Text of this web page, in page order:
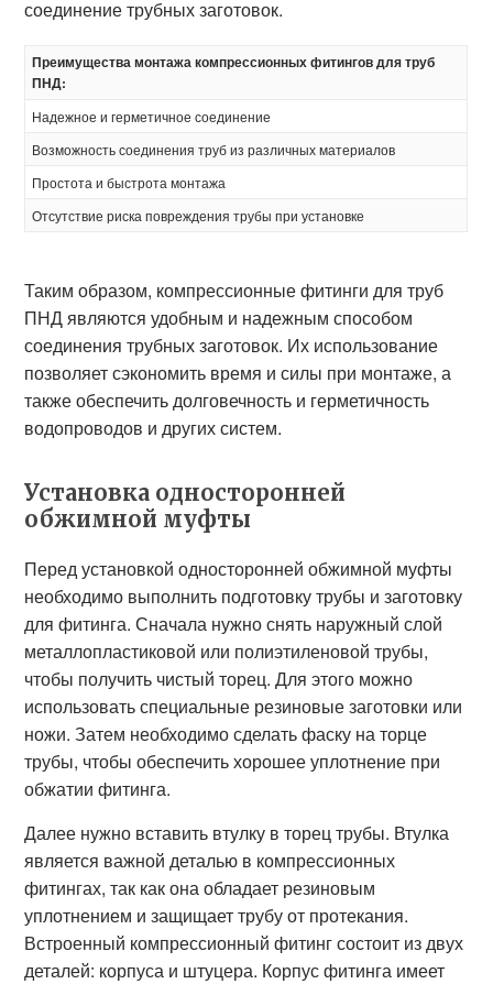
соединение трубных заготовок.
Преимущества монтажа компрессионных фитингов для труб
ПНД:
Надежное и герметичное соединение
Возможность соединения труб из различных материалов
Простота и быстрота монтажа
Отсутствие риска повреждения трубы при установке
Таким образом, компрессионные фитинги для труб
ПНД являются удобным и надежным способом
соединения трубных заготовок. Их использование
позволяет сэкономить время и силы при монтаже, а
также обеспечить долговечность и герметичность
водопроводов и других систем.
Установка односторонней
обжимной муфты
Перед установкой односторонней обжимной муфты
необходимо выполнить подготовку трубы и заготовку
для фитинга. Сначала нужно снять наружный слой
металлопластиковой или полиэтиленовой трубы,
чтобы получить чистый торец. Для этого можно
использовать специальные резиновые заготовки или
ножи. Затем необходимо сделать фаску на торце
трубы, чтобы обеспечить хорошее уплотнение при
обжатии фитинга.
Далее нужно вставить втулку в торец трубы. Втулка
является важной деталью в компрессионных
фитингах, так как она обладает резиновым
уплотнением и защищает трубу от протекания.
Встроенный компрессионный фитинг состоит из двух
деталей: корпуса и штуцера. Корпус фитинга имеет